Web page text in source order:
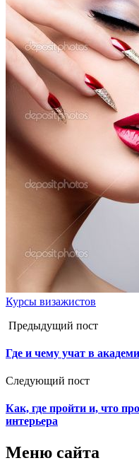
Курсы визажистов
Предыдущий пост
Где и чему учат в
Следующий пост
Как, где пройти и, что
интерьера
Меню сайта